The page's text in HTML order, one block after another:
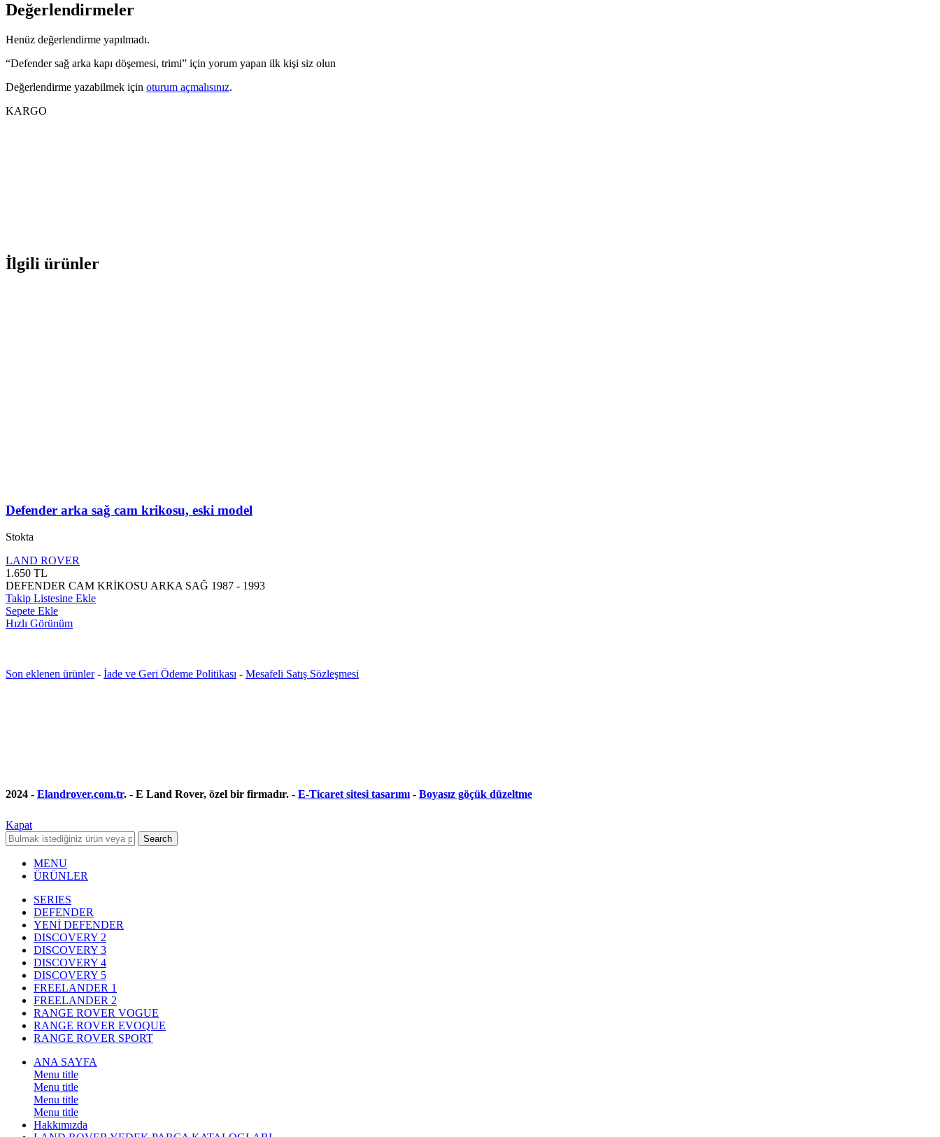
Değerlendirmeler
Henüz değerlendirme yapılmadı.
“Defender sağ arka kapı döşemesi, trimi” için yorum yapan ilk kişi siz olun
Değerlendirme yazabilmek için oturum açmalısınız.
KARGO
İlgili ürünler
Defender arka sağ cam krikosu, eski model
Stokta
LAND ROVER
1.650 TL
DEFENDER CAM KRİKOSU ARKA SAĞ 1987 - 1993
Takip Listesine Ekle
Sepete Ekle
Hızlı Görünüm
Son eklenen ürünler- İade ve Geri Ödeme Politikası - Mesafeli Satış Sözleşmesi
2024 - Elandrover.com.tr. - E Land Rover, özel bir firmadır. - E-Ticaret sitesi tasarımı- Boyasız göçük düzeltme
Kapat
Search
MENU
ÜRÜNLER
SERIES
DEFENDER
YENİ DEFENDER
DISCOVERY 2
DISCOVERY 3
DISCOVERY 4
DISCOVERY 5
FREELANDER 1
FREELANDER 2
RANGE ROVER VOGUE
RANGE ROVER EVOQUE
RANGE ROVER SPORT
ANA SAYFA
Menu title
Menu title
Menu title
Menu title
Hakkımızda